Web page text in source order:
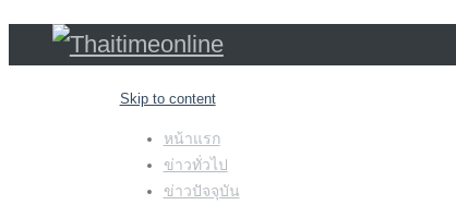
Skip to content
หน้าแรก
ข่าวทั่วไป
ข่าวปัจจุบัน